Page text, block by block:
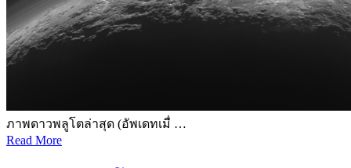
ภาพดาวพลูโตล่าสุด (อัพเดทเมื่ …
Read More